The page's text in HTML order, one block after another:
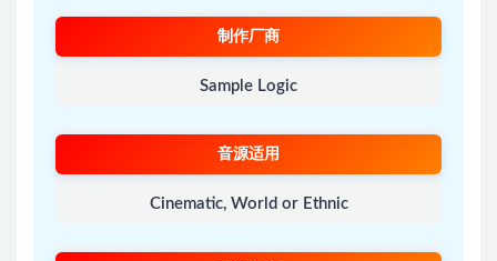
制作厂商
Sample Logic
音源适用
Cinematic, World or Ethnic